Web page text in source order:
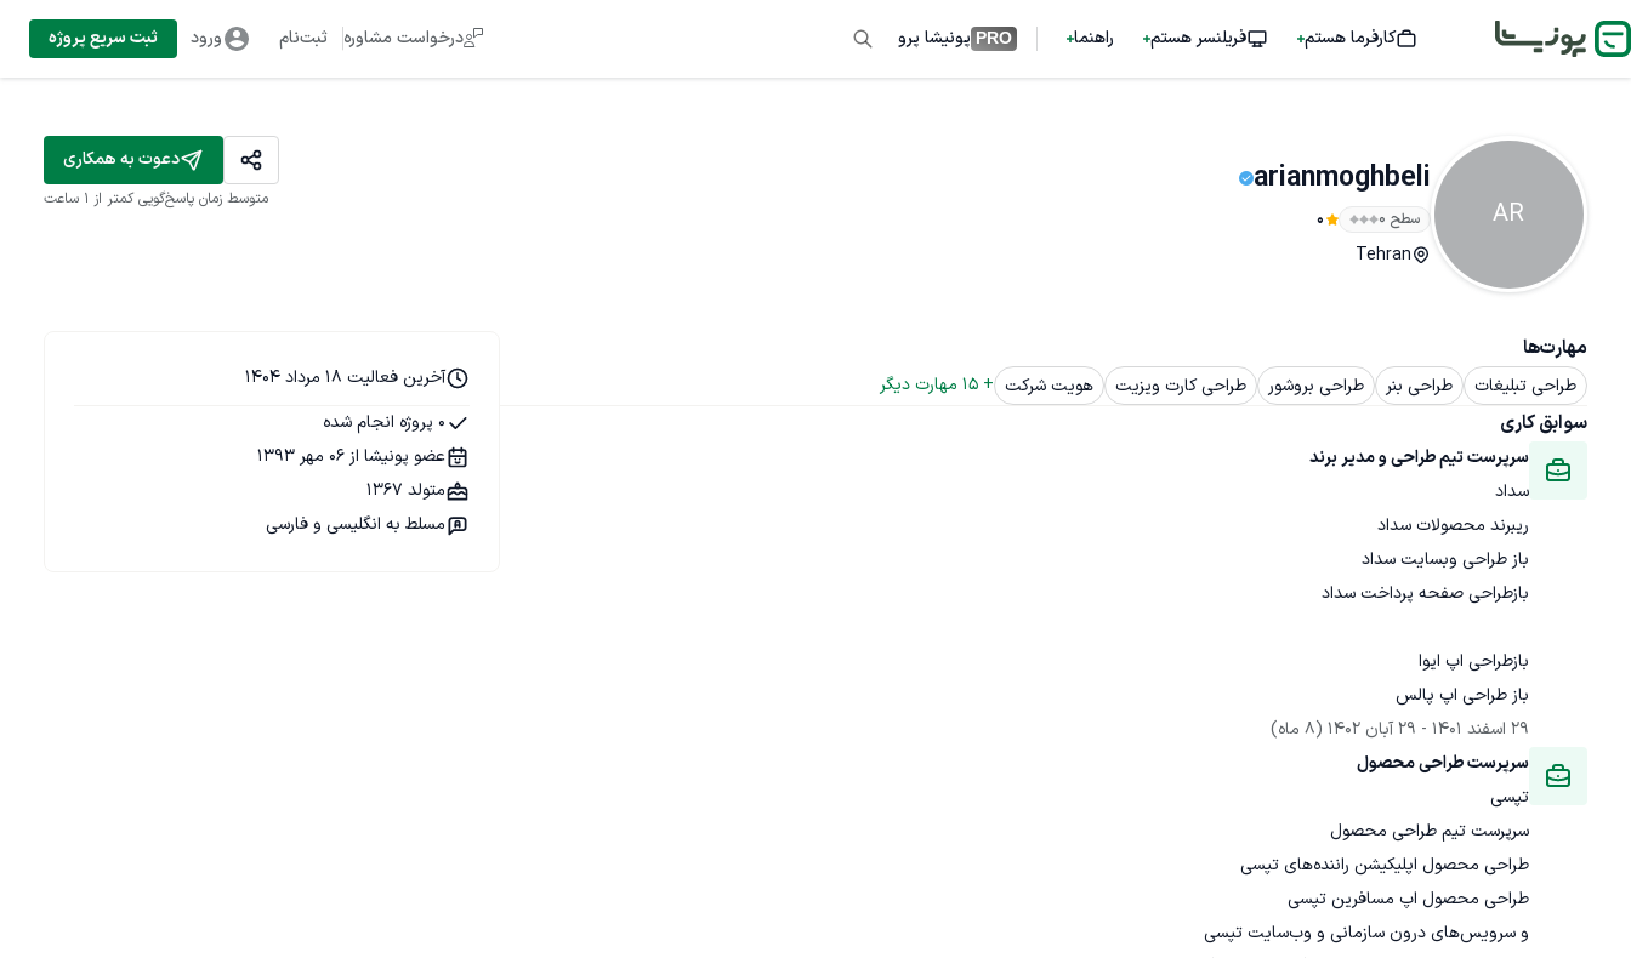
کارفرما هستم فریلنسر هستم راهنما PRO پونیشا پرو درخواست مشاوره ثبت‌نام ورود ثبت سریع پروژه
AR
arianmoghbeli
سطح ۰ 0
Tehran
دعوت به همکاری
متوسط زمان پاسخ‌گویی کمتر از 1 ساعت
مهارت‌ها
طراحی تبلیغات طراحی بنر طراحی بروشور طراحی کارت ویزیت هویت شرکت +
15 مهارت دیگر
سوابق کاری
سرپرست تیم طراحی و مدیر برند
سداد
باز طراحی اپ پالس
29 اسفند 1401
- 29 آبان 1402
(8 ماه)
سرپرست طراحی محصول
تپسی
و سرویس‌های درون سازمانی و وب‌سایت تپسی
آخرین فعالیت 18 مرداد 1404
0 پروژه انجام شده
عضو پونیشا از 06 مهر 1393
متولد 1367
مسلط به انگلیسی و فارسی